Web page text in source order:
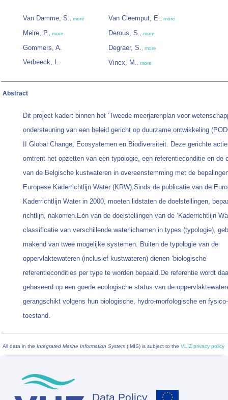
Van Damme, S., more
Meire, P., more
Gommers, A.
Verbeeck, L.
Van Cleemput, E., more
Derous, S., more
Degraer, S., more
Vincx, M., more
Abstract
Dit project kadert binnen het ‘Tweede meerjarenplan voor
ondersteuning van een beleid gericht op duurzame ontwikkeling
II Global Change, Ecosystemen en Biodiversiteit. Deze gerichte
omtrent het opzetten van een typologie, een referentieconditie en de
van de Belgische kustwateren in overeenstemming met de
Europese Kaderrichtlijn Water (KRW).Sinds de publicatie van de
Kaderrichtlijn Water in 2000, moeten lidstaten de doelstellingen,
richtlijn, nakomen.Eén van de doelstellingen van de ‘Kaderrichtlijn
classificatie van verschillende waterlichamen in types (typologie),
makend van twee mogelijke systemen. Buiten de typologie van de
oppervlaktewateren (inclusief kustwateren) dienen ‘biologische’
referentiecondities per type te worden bepaald.De referentie wordt
gebaseerd op een goede ecologische status van de
gerangschikt volgens hun biologische, hydro-morfologische en
toestand.
All data in the Integrated Marine Information System (IMIS) is subject to the VLIZ privacy policy
Data Policy